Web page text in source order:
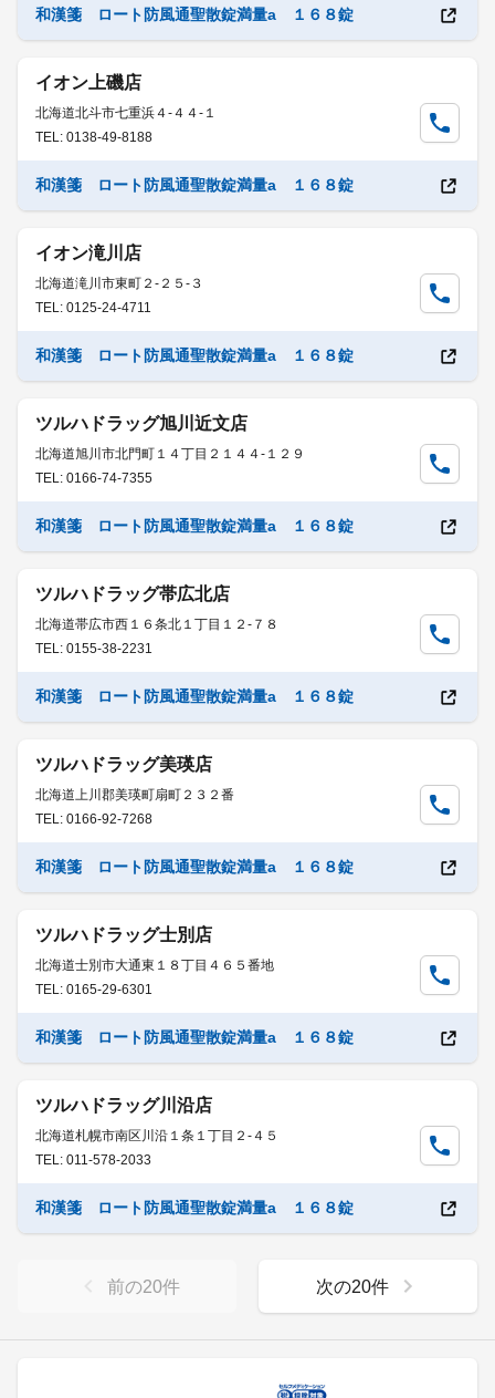
和漢箋 ロート防風通聖散錠満量a １６８錠
イオン上磯店
北海道北斗市七重浜４-４４-１
TEL: 0138-49-8188
和漢箋 ロート防風通聖散錠満量a １６８錠
イオン滝川店
北海道滝川市東町２-２５-３
TEL: 0125-24-4711
和漢箋 ロート防風通聖散錠満量a １６８錠
ツルハドラッグ旭川近文店
北海道旭川市北門町１４丁目２１４４-１２９
TEL: 0166-74-7355
和漢箋 ロート防風通聖散錠満量a １６８錠
ツルハドラッグ帯広北店
北海道帯広市西１６条北１丁目１２-７８
TEL: 0155-38-2231
和漢箋 ロート防風通聖散錠満量a １６８錠
ツルハドラッグ美瑛店
北海道上川郡美瑛町扇町２３２番
TEL: 0166-92-7268
和漢箋 ロート防風通聖散錠満量a １６８錠
ツルハドラッグ士別店
北海道士別市大通東１８丁目４６５番地
TEL: 0165-29-6301
和漢箋 ロート防風通聖散錠満量a １６８錠
ツルハドラッグ川沿店
北海道札幌市南区川沿１条１丁目２-４５
TEL: 011-578-2033
和漢箋 ロート防風通聖散錠満量a １６８錠
前の20件 次の20件